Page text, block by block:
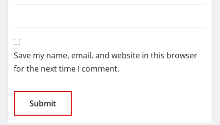
Save my name, email, and website in this browser
for the next time I comment.